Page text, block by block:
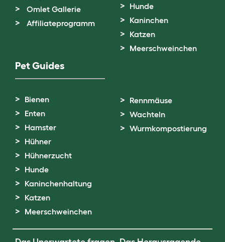
Omlet Gallerie
Affiliateprogramm
Hunde
Kaninchen
Katzen
Meerschweinchen
Pet Guides
Bienen
Enten
Hamster
Hühner
Hühnerzucht
Hunde
Kaninchenhaltung
Katzen
Meerschweinchen
Rennmäuse
Wachteln
Wurmkompostierung